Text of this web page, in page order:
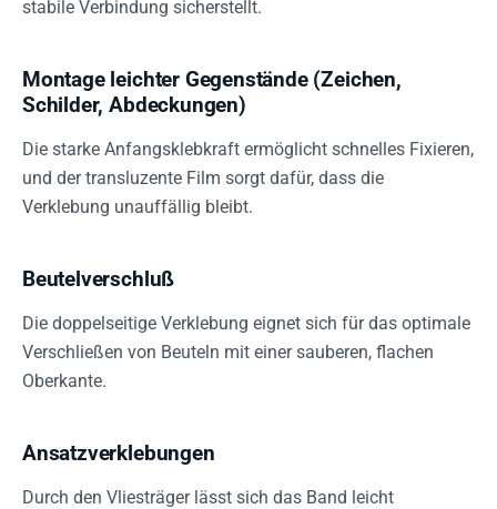
stabile Verbindung sicherstellt.
Montage leichter Gegenstände (Zeichen,
Schilder, Abdeckungen)
Die starke Anfangsklebkraft ermöglicht schnelles Fixieren,
und der transluzente Film sorgt dafür, dass die
Verklebung unauffällig bleibt.
Beutelverschluß
Die doppelseitige Verklebung eignet sich für das optimale
Verschließen von Beuteln mit einer sauberen, flachen
Oberkante.
Ansatzverklebungen
Durch den Vliesträger lässt sich das Band leicht